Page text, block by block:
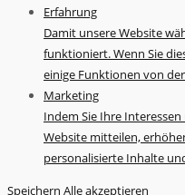
Erfahrung
Damit unsere Website
funktioniert. Wenn Sie
einige Funktionen von
Marketing
Indem Sie Ihre
Website mitteilen,
personalisierte Inhalte
Speichern Alle akzeptieren